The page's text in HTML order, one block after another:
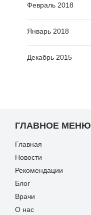
Февраль 2018
Январь 2018
Декабрь 2015
ГЛАВНОЕ МЕНЮ
Главная
Новости
Рекомендации
Блог
Врачи
О нас